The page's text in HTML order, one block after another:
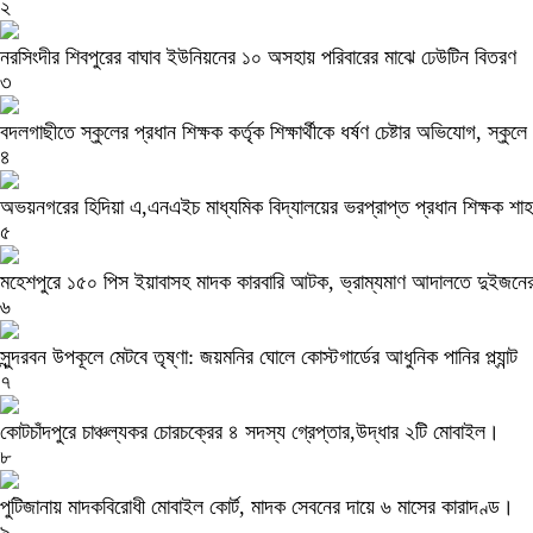
২
নরসিংদীর শিবপুরের বাঘাব ইউনিয়নের ১০ অসহায় পরিবারের মাঝে ঢেউটিন বিতরণ
৩
বদলগাছীতে স্কুলের প্রধান শিক্ষক কর্তৃক শিক্ষার্থীকে ধর্ষণ চেষ্টার অভিযোগ,
৪
অভয়নগরের হিদিয়া এ,এনএইচ মাধ্যমিক বিদ্যালয়ের ভরপ্রাপ্ত প্রধান শিক্ষক
৫
মহেশপুরে ১৫০ পিস ইয়াবাসহ মাদক কারবারি আটক, ভ্রাম্যমাণ আদালতে
৬
সুন্দরবন উপকূলে মেটবে তৃষ্ণা: জয়মনির ঘোলে কোস্টগার্ডের আধুনিক পানির প্ল্যান্ট
৭
কোটচাঁদপুরে চাঞ্চল্যকর চোরচক্রের ৪ সদস্য গ্রেপ্তার,উদ্ধার ২টি মোবাইল।
৮
পুটিজানায় মাদকবিরোধী মোবাইল কোর্ট, মাদক সেবনের দায়ে ৬ মাসের কারাদণ্ড।